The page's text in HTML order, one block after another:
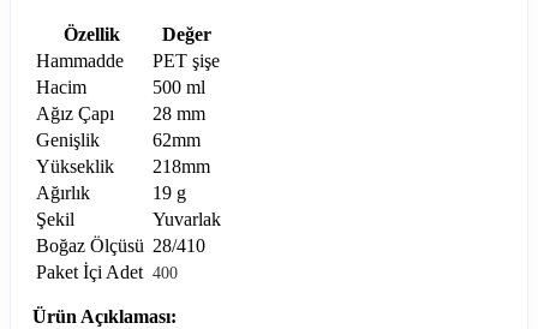
Özellik
Değer
Hammadde
PET şişe
Hacim
500 ml
Ağız Çapı
28 mm
Genişlik
62mm
Yükseklik
218mm
Ağırlık
19 g
Şekil
Yuvarlak
Boğaz Ölçüsü 28/410
Paket İçi Adet 400
Ürün Açıklaması: